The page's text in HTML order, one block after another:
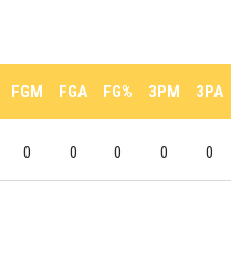
FGM FGA FG% 3PM 3PA
0 0 0 0 0